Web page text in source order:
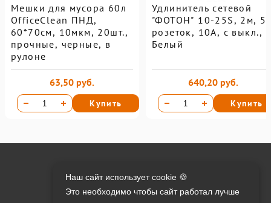
Мешки для мусора 60л
OfficeClean ПНД,
60*70см, 10мкм, 20шт.,
прочные, черные, в
рулоне
63,50 руб.
Купить
Удлинитель сетевой
"ФОТОН" 10-25S, 2м, 5
розеток, 10А, с выкл.,
Белый
640,20 руб.
Купить
Онлайн оплата на сайте:
Наш сайт использует cookie 🍪
Это необходимо чтобы сайт работал лучше